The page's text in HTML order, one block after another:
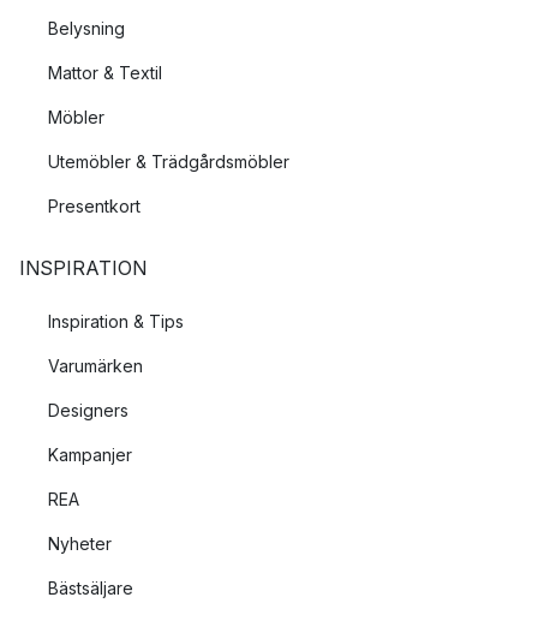
Belysning
Mattor & Textil
Möbler
Utemöbler & Trädgårdsmöbler
Presentkort
INSPIRATION
Inspiration & Tips
Varumärken
Designers
Kampanjer
REA
Nyheter
Bästsäljare